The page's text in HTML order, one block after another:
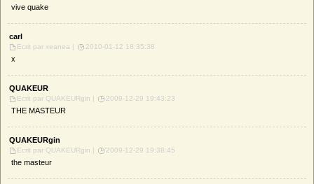
vive quake
carl
Ecrit par xeanea | 2010-01-12 18:35:38
x
QUAKEUR
Ecrit par QUAKEURgin | 2009-12-29 19:43:23
THE MASTEUR
QUAKEURgin
Ecrit par QUAKEURgin | 2009-12-29 19:38:45
the masteur